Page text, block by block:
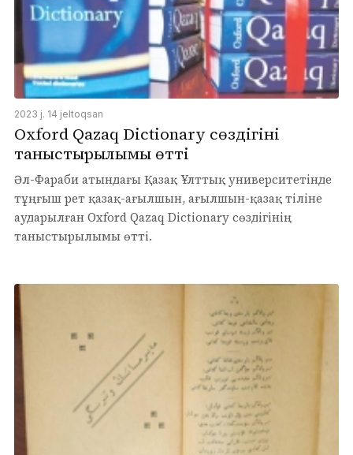
2023 j. 14 jeltoqsan
Oxford Qazaq Dictionary сөздігінің
таныстырылымы өтті
Әл-Фараби атындағы Қазақ Ұлттық университетінде
тұңғыш рет қазақ-ағылшын, ағылшын-қазақ тіліне
аударылған Oxford Qazaq Dictionary сөздігінің
таныстырылымы өтті.